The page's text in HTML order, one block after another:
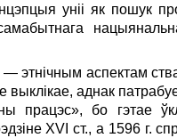
уніі як пошук
— этнічным аспектам
выклікае, аднак
працэс», бо гэтае
XVI ст., а 1596 г.